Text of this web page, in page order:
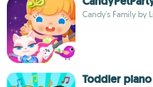
Candy's Family by
Toddler piano